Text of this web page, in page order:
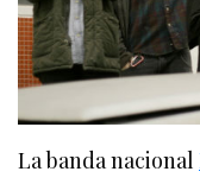
La banda nacional